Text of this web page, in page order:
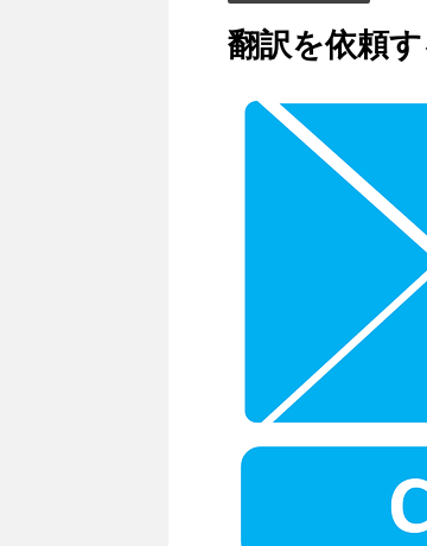
翻訳を依頼